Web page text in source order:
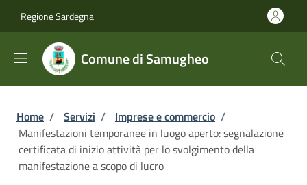
Regione Sardegna
Comune di Samugheo
Briciole di pane
Home / Servizi / Imprese e commercio /
Manifestazioni temporanee in luogo aperto: segnalazione
certificata di inizio attività per lo svolgimento della
manifestazione a scopo di lucro